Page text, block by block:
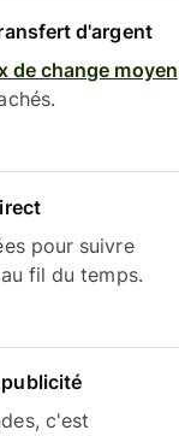
d'argent
de change moyen
pour suivre
fil du temps.
c'est